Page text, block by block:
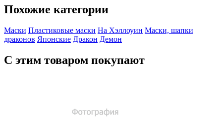
Похожие категории
Маски Пластиковые маски На Хэллоуин Маски, шапки
драконов Японские Дракон Демон
С этим товаром покупают